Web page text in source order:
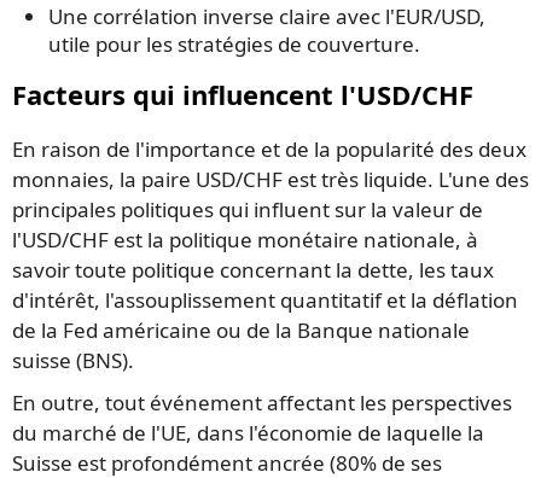
Une corrélation inverse claire avec l'EUR/USD,
utile pour les stratégies de couverture.
Facteurs qui influencent l'USD/CHF
En raison de l'importance et de la popularité des deux
monnaies, la paire USD/CHF est très liquide. L'une des
principales politiques qui influent sur la valeur de
l'USD/CHF est la politique monétaire nationale, à
savoir toute politique concernant la dette, les taux
d'intérêt, l'assouplissement quantitatif et la déflation
de la Fed américaine ou de la Banque nationale
suisse (BNS).
En outre, tout événement affectant les perspectives
du marché de l'UE, dans l'économie de laquelle la
Suisse est profondément ancrée (80% de ses